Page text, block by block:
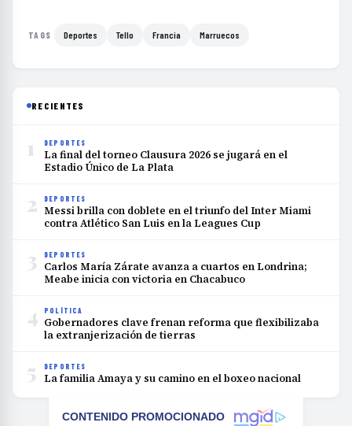
TAGS Deportes Tello Francia Marruecos
RECIENTES
1 DEPORTES
La final del torneo Clausura 2026 se jugará en el
Estadio Único de La Plata
2 DEPORTES
Messi brilla con doblete en el triunfo del Inter Miami
contra Atlético San Luis en la Leagues Cup
3 DEPORTES
Carlos María Zárate avanza a cuartos en Londrina;
Meabe inicia con victoria en Chacabuco
4 POLÍTICA
Gobernadores clave frenan reforma que flexibilizaba
la extranjerización de tierras
5 DEPORTES
La familia Amaya y su camino en el boxeo nacional